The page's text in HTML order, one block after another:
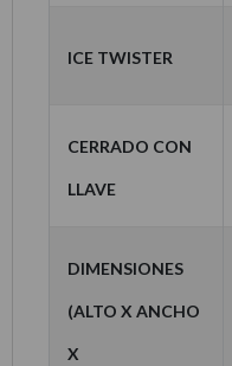
Ice Twister
Cerrado con
llave
Dimensiones
(Alto x Ancho
x